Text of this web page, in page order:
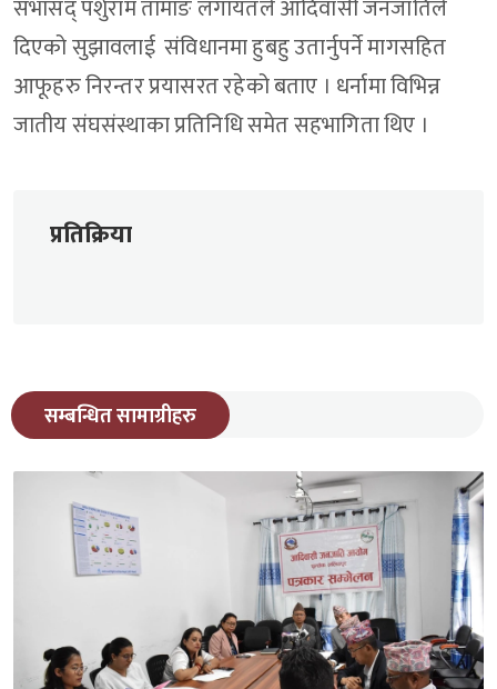
सभासद् पर्शुराम तामाङ लगायतले आदिवासी जनजातिले
दिएको सुझावलाई संविधानमा हुबहु उतार्नुपर्ने मागसहित
आफूहरु निरन्तर प्रयासरत रहेको बताए । धर्नामा विभिन्न
जातीय संघसंस्थाका प्रतिनिधि समेत सहभागिता थिए ।
प्रतिक्रिया
सम्बन्धित सामाग्रीहरु